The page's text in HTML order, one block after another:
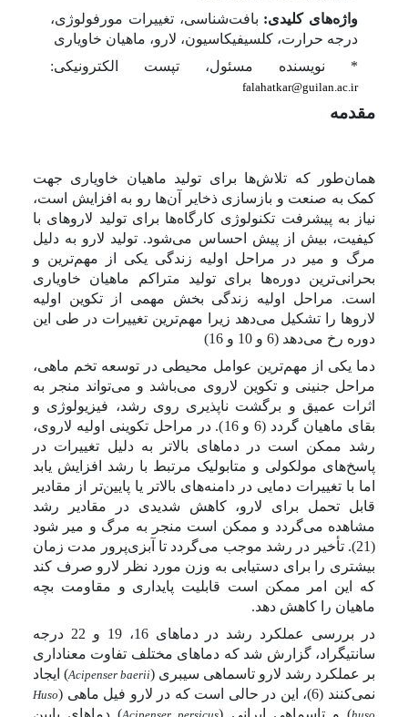
واژه‌های کلیدی: بافت‌شناسی، تغییرات مورفولوژی،
درجه حرارت، کلسیفیکاسیون، لارو، ماهیان خاویاری
* نویسنده مسئول، تپست الکترونیکی:
falahatkar@guilan.ac.ir
مقدمه
همان‌طور که تلاش‌ها برای تولید ماهیان خاویاری جهت
کمک به صنعت و بازسازی ذخایر آن‌ها رو به افزایش است،
نیاز به پیشرفت تکنولوژی کارگاه‌ها برای تولید لاروهای با
کیفیت، بیش از پیش احساس می‌شود. تولید لارو به دلیل
مرگ و میر در مراحل اولیه زندگی یکی از مهم‌ترین و
بحرانی‌ترین دوره‌ها برای تولید متراکم ماهیان خاویاری
است. مراحل اولیه زندگی بخش مهمی از تکوین اولیه
لاروها را تشکیل می‌دهد زیرا مهم‌ترین تغییرات در طی این
دوره رخ می‌دهد (6 و 10 و 16)
دما یکی از مهم‌ترین عوامل محیطی در توسعه تخم ماهی،
مراحل جنینی و تکوین لاروی می‌باشد و می‌تواند منجر به
اثرات عمیق و برگشت ناپذیری روی رشد، فیزیولوژی و
بقای ماهیان گردد (6 و 16). در مراحل تکوینی اولیه لاروی،
رشد ممکن است در دماهای بالاتر به دلیل تغییرات در
پاسخ‌های مولکولی و متابولیک مرتبط با رشد افزایش یابد
اما با تغییرات دمایی در دامنه‌های بالاتر یا پایین‌تر از مقادیر
قابل تحمل برای لارو، کاهش شدیدی در مقادیر رشد
مشاهده می‌گردد و ممکن است منجر به مرگ و میر شود
(21). تأخیر در رشد موجب می‌گردد تا آبزی‌پرور مدت زمان
بیشتری را برای دستیابی به وزن مورد نظر لارو صرف کند
که این امر ممکن است قابلیت پایداری و مقاومت بچه
ماهیان را کاهش دهد.
در بررسی عملکرد رشد در دماهای 16، 19 و 22 درجه
سانتیگراد، گزارش شد که دماهای مختلف تفاوت معناداری
بر عملکرد رشد لارو تاسماهی سیبری (Acipenser baerii) ایجاد
نمی‌کنند (6)، این در حالی است که در لارو فیل ماهی (
Huso
) و تاسماهی ایرانی ( ) دماهای پایین